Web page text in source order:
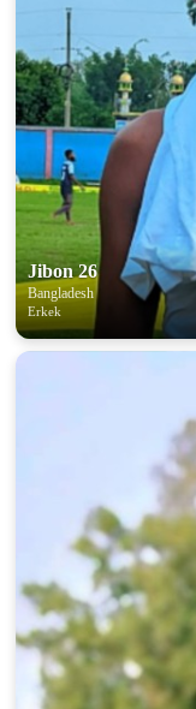
Jibon 26
Bangladesh
Erkek